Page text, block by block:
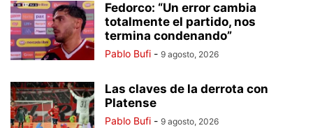
Fedorco: “Un error cambia
totalmente el partido, nos
termina condenando”
Pablo Bufi - 9 agosto, 2026
Las claves de la derrota con
Platense
Pablo Bufi - 9 agosto, 2026